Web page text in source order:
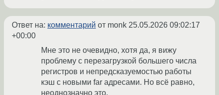
Ответ на: комментарий от monk 25.05.2026 09:02:17
+00:00
Мне это не очевидно, хотя да, я вижу
проблему с перезагрузкой большего числа
регистров и непредсказуемостью работы
кэш с новыми far адресами. Но всё равно,
неоднозначно это.